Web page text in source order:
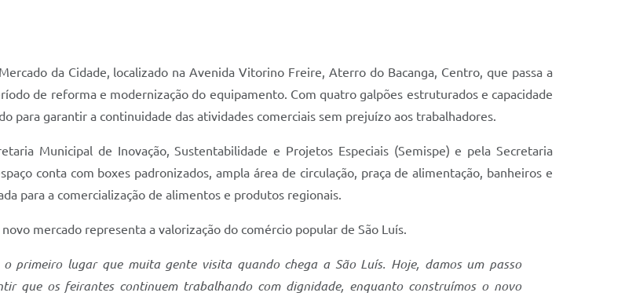
da Cidade, localizado na Avenida Vitorino Freire, Aterro do Bacanga, Centro, que passa a
de reforma e modernização do equipamento. Com quatro galpões estruturados e capacidade
para garantir a continuidade das atividades comerciais sem prejuízo aos trabalhadores.
Municipal de Inovação, Sustentabilidade e Projetos Especiais (Semispe) e pela Secretaria
conta com boxes padronizados, ampla área de circulação, praça de alimentação, banheiros e
para a comercialização de alimentos e produtos regionais.
mercado representa a valorização do comércio popular de São Luís.
primeiro lugar que muita gente visita quando chega a São Luís. Hoje, damos um passo
que os feirantes continuem trabalhando com dignidade, enquanto construímos o novo